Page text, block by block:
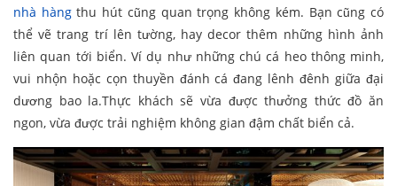
nhà hàngthu hút cũng quan trọng không kém. Bạn cũng có
thể vẽ trang trí lên tường, hay decor thêm những hình ảnh
liên quan tới biển. Ví dụ như những chú cá heo thông minh,
vui nhộn hoặc cọn thuyền đánh cá đang lênh đênh giữa đại
dương bao la.Thực khách sẽ vừa được thưởng thức đồ ăn
ngon, vừa được trải nghiệm không gian đậm chất biển cả.